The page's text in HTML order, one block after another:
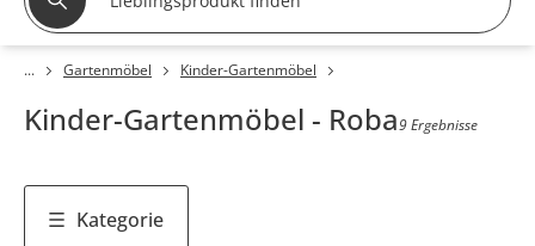
Gartenmöbel Kinder-Gartenmöbel
Kinder-Gartenmöbel - Roba9 Ergebnisse
Kategorie